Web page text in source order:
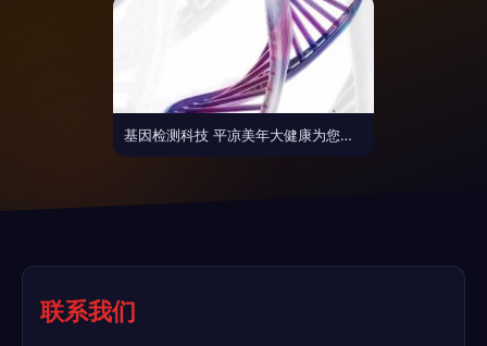
基因检测科技 平凉美年大健康为您的健康精准护航
联系我们